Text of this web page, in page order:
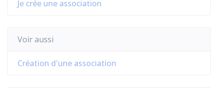
Je crée une association
Voir aussi
Création d'une association